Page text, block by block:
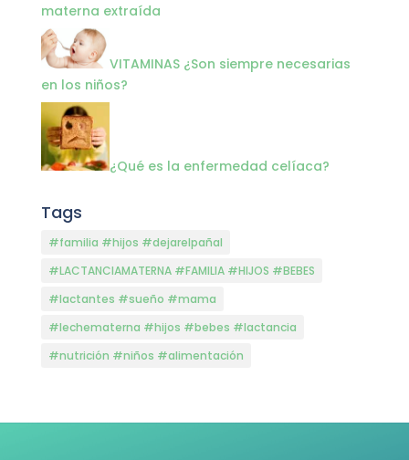
materna extraída
VITAMINAS ¿Son siempre necesarias
en los niños?
¿Qué es la enfermedad celíaca?
Tags
#familia #hijos #dejarelpañal
#LACTANCIAMATERNA #FAMILIA #HIJOS #BEBES
#lactantes #sueño #mama
#lechematerna #hijos #bebes #lactancia
#nutrición #niños #alimentación